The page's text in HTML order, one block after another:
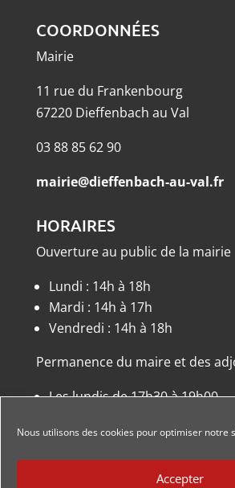
Nous utilisons des cookies pour optimiser notre
Accepter
COORDONNÉES
Mairie
11 rue du Frankenbourg
67220 Dieffenbach au Val
03 88 85 62 90
mairie@dieffenbach-au-val.fr
HORAIRES
Ouverture au public de la mairie
Lundi : 14h à 18h
Mardi : 14h à 17h
Vendredi : 14h à 18h
Permanence du maire et des
Les lundis de 17h30 à 19h00